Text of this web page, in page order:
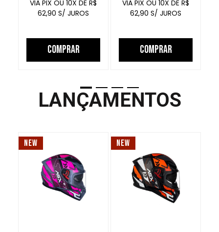
10
R$
62,90
COMPRAR
10
R$
62,90
COMPRAR
LANÇAMENTOS
NEW NEW